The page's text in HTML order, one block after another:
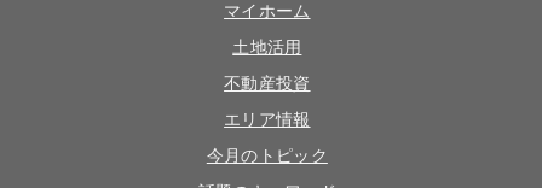
マイホーム
土地活用
不動産投資
エリア情報
今月のトピック